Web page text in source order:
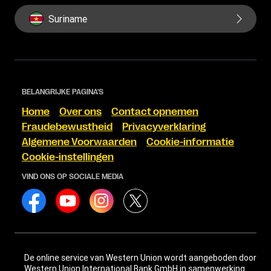
Suriname
BELANGRIJKE PAGINA'S
Home Over ons
Contact opnemen
Fraudebewustheid
Privacyverklaring
Algemene Voorwaarden
Cookie-informatie
Cookie-instellingen
VIND ONS OP SOCIALE MEDIA
De online service van Western Union wordt aangeboden door
Western Union International Bank GmbH in samenwerking